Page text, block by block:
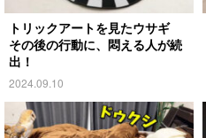
トリックアートを見たウサギ
その後の行動に、悶える人が続
出！
2024.09.10